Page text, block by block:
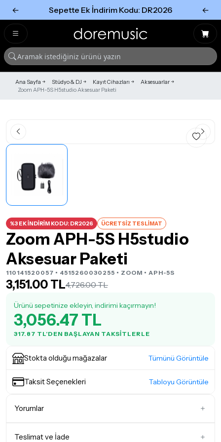
← Sepette Ek İndirim Kodu: DR2026 ←
Ana Sayfa Stüdyo & DJ Kayıt Cihazları
Aksesuarlar
Zoom APH-5S H5studio Aksesuar Paketi
%3 EK İNDİRİM KODU: DR2026 ÜCRETSİZ TESLİMAT
Zoom APH-5S H5studio
Aksesuar Paketi
110141520057 • 4515260030255 • ZOOM • APH-5S
3,151.00 TL4,726.00 TL
Ürünü sepetinize ekleyin, indirimi kaçırmayın!
3,056.47 TL
317.87 TL'DEN BAŞLAYAN TAKSITLERLE
Stokta olduğu mağazalar Tümünü Görüntüle
Taksit Seçenekleri Tabloyu Görüntüle
Yorumlar
Teslimat ve İade
Tümünü Gör
Tümünü gör